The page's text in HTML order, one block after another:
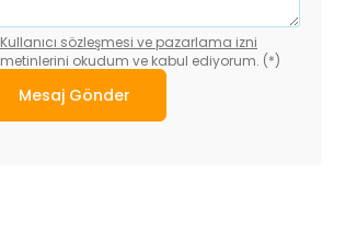
Kullanıcı sözleşmesi ve pazarlama izni
metinlerini okudum ve kabul ediyorum. (*)
Mesaj Gönder